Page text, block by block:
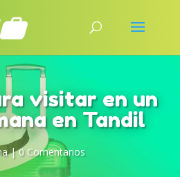
visitar en un
en Tandil
|0 Comentarios